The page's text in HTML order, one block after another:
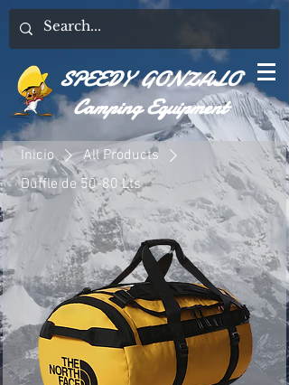
SPEEDY GONZALO
Camping Equipment
Inicio
All Products
Duffle de 50-80 Lts